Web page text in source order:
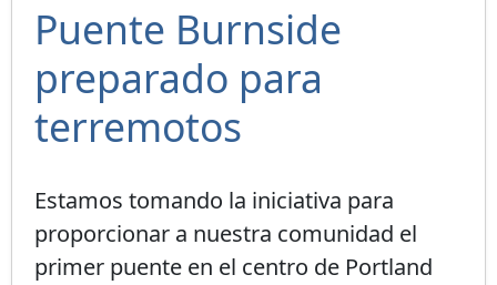
Puente Burnside
preparado para
terremotos
Estamos tomando la iniciativa para
proporcionar a nuestra comunidad el
primer puente en el centro de Portland